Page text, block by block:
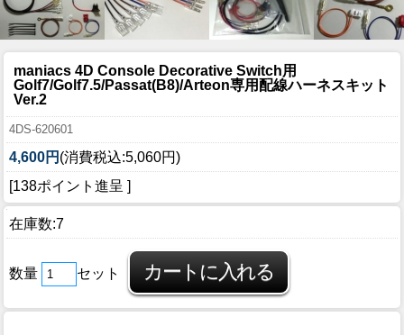
maniacs 4D Console Decorative Switch用
Golf7/Golf7.5/Passat(B8)/Arteon専用配線ハーネスキット
Ver.2
4DS-620601
4,600円 (消費税込:5,060円)
[138ポイント進呈 ]
在庫数:7
数量 セット